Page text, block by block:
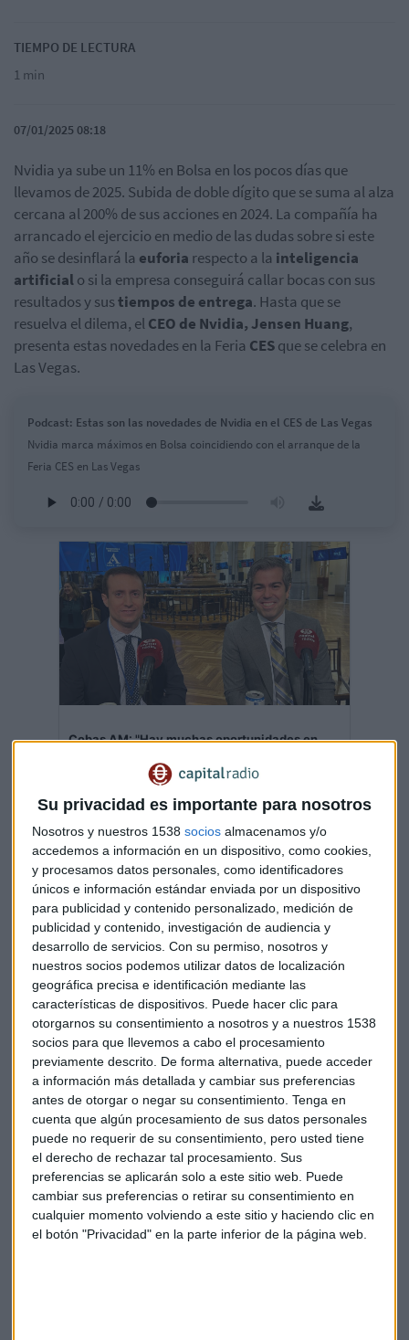
Su privacidad es importante para nosotros
Nosotros y nuestros 1538 socios almacenamos y/o
accedemos a información en un dispositivo, como cookies,
y procesamos datos personales, como identificadores
únicos e información estándar enviada por un dispositivo
para publicidad y contenido personalizado, medición de
publicidad y contenido, investigación de audiencia y
desarrollo de servicios. Con su permiso, nosotros y
nuestros socios podemos utilizar datos de localización
geográfica precisa e identificación mediante las
características de dispositivos. Puede hacer clic para
otorgarnos su consentimiento a nosotros y a nuestros 1538
socios para que llevemos a cabo el procesamiento
previamente descrito. De forma alternativa, puede acceder
a información más detallada y cambiar sus preferencias
antes de otorgar o negar su consentimiento. Tenga en
cuenta que algún procesamiento de sus datos personales
puede no requerir de su consentimiento, pero usted tiene
el derecho de rechazar tal procesamiento. Sus
preferencias se aplicarán solo a este sitio web. Puede
cambiar sus preferencias o retirar su consentimiento en
cualquier momento volviendo a este sitio y haciendo clic en
el botón "Privacidad" en la parte inferior de la página web.
TIEMPO DE LECTURA
1 min
07/01/2025 08:18
Nvidia ya sube un 11% en Bolsa en los pocos días que
llevamos de 2025. Subida de doble dígito que se suma al alza
cercana al 200% de sus acciones en 2024. La compañía ha
arrancado el ejercicio en medio de las dudas sobre si este
año se desinflará la euforia respecto a la inteligencia
artificialo si la empresa conseguirá callar bocas con sus
resultados y sustiempos de entrega. Hasta que se
resuelva el dilema, elCEO de Nvidia, Jensen Huang,
presenta estas novedades en la Feria CESque se celebra en
Las Vegas.
Podcast: Estas son las novedades de Nvidia en el CES de Las Vegas
Nvidia marca máximos en Bolsa coincidiendo con el arranque de la
Feria CES en Las Vegas
Cobas AM: "Hay muchas oportunidades en
Conocemos el trabajo de value investing del equipo
de inversión de Cobas con Juan Cantus y Carlos
González bajo la dirección de Paramés
Capital Radio / 2024-12-10
Los ETF, un vehículo eficiente de
inversión con WisdomTree
La edad de oro de Bitcóin, ¿será reserva
estratégica en USA?
Trump responde con "sí, creo que sí" cuando se le
pregunta si hará una reserva estratégica con Bitcóin;
la crypto en máximo histórico en 107.000